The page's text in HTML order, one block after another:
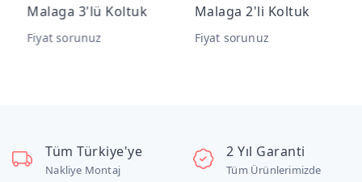
Malaga 3'lü Koltuk
Fiyat sorunuz
Malaga 2'li Koltuk
Fiyat sorunuz
Tüm Türkiye'ye
Nakliye Montaj
2 Yıl Garanti
Tüm Ürünlerimizde